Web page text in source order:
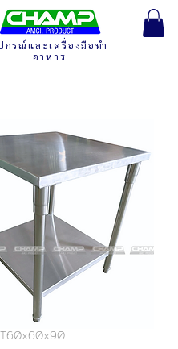
กรณ์และเครื่องมือทำ
อาหาร